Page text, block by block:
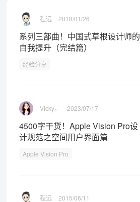
程远 2018/01/26
系列三部曲！中国式草根设计师的
自我提升（完结篇）
经验分享
Vicky。 2023/07/17
4500字干货！Apple Vision Pro设
计规范之空间用户界面篇
Apple Vision Pro
程远 2015/06/11